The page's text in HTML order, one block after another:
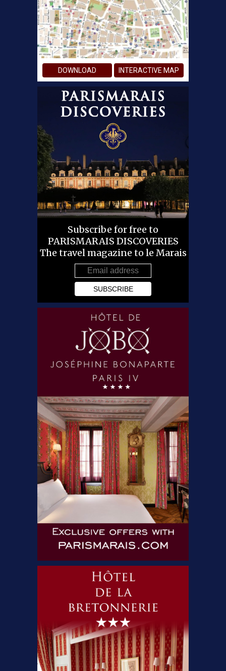
DOWNLOAD INTERACTIVE MAP
Subscribe for free to
PARISMARAIS DISCOVERIES
The travel magazine to le Marais